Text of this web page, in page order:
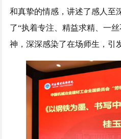
和真挚的情感，讲述了感人至
了“执着专注、精益求精、一
神，深深感染了在场师生，引